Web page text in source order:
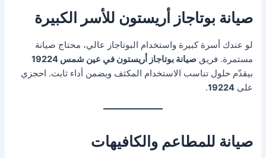
صيانة بوتاجاز أريستون للأسر الكبيرة
لو عندك أسرة كبيرة واستخدام البوتاجاز عالي، محتاج صيانة
مستمرة. فريقصيانة بوتاجاز أريستون في عين شمس 19224
بيقدّم حلول تناسب الاستخدام المكثف ويضمن أداء ثابت. احجزي
على19224
.
صيانة للمطاعم والكافيهات